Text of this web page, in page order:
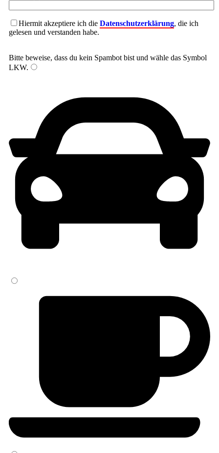
Hiermit akzeptiere ich die Datenschutzerklärung, die ich
gelesen und verstanden habe.
Bitte beweise, dass du kein Spambot bist und wähle das Symbol
LKW.